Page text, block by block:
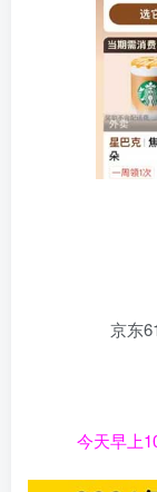
京东
今天早上